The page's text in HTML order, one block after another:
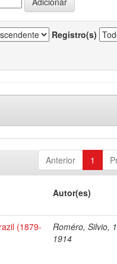
Registro(s)
Anterior 1
Autor(es)
(1879-
Roméro, Silvio,
1914